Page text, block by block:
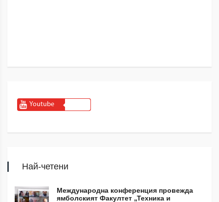
Youtube
Най-четени
Международна конференция провежда
ямболският Факултет „Техника и